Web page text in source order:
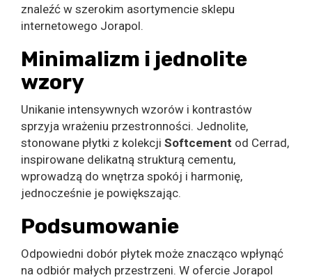
znaleźć w szerokim asortymencie sklepu
internetowego Jorapol.
Minimalizm i jednolite
wzory
Unikanie intensywnych wzorów i kontrastów
sprzyja wrażeniu przestronności. Jednolite,
stonowane płytki z kolekcji Softcement od Cerrad,
inspirowane delikatną strukturą cementu,
wprowadzą do wnętrza spokój i harmonię,
jednocześnie je powiększając.
Podsumowanie
Odpowiedni dobór płytek może znacząco wpłynąć
na odbiór małych przestrzeni. W ofercie Jorapol